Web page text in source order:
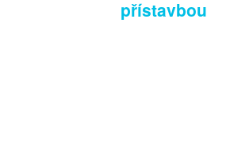
přístavbou